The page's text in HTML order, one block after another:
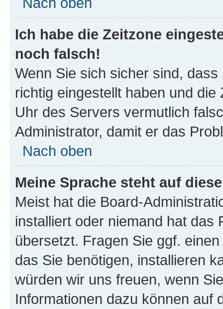
Ich habe die Zeitzone
noch falsch!
Wenn Sie sich sicher sind,
richtig eingestellt haben und
Uhr des Servers vermutlich
Administrator, damit er das
Nach oben
Meine Sprache steht auf
Meist hat die Board-
installiert oder niemand hat das
übersetzt. Fragen Sie ggf.
das Sie benötigen, installieren
würden wir uns freuen, wenn
Informationen dazu können auf